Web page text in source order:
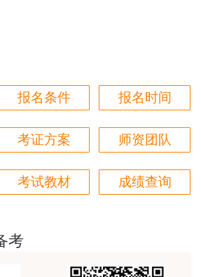
国有资产监督管理部门、国务
部门和国务院有关主管部门备
应急预案分别抄送所在地的省、
民政府安全生产监督管理部门
案。
的实施
每半年至少组织一次现场处置
越高。祝大家都取得满意的结
常的好
模拟题质量高，押题卷压中的知
务简答题秘籍压中将近70%的小
一次过四门，十分给力，值得推
报名条件 报名时间
考证方案 师资团队
考试教材 成绩查询
考